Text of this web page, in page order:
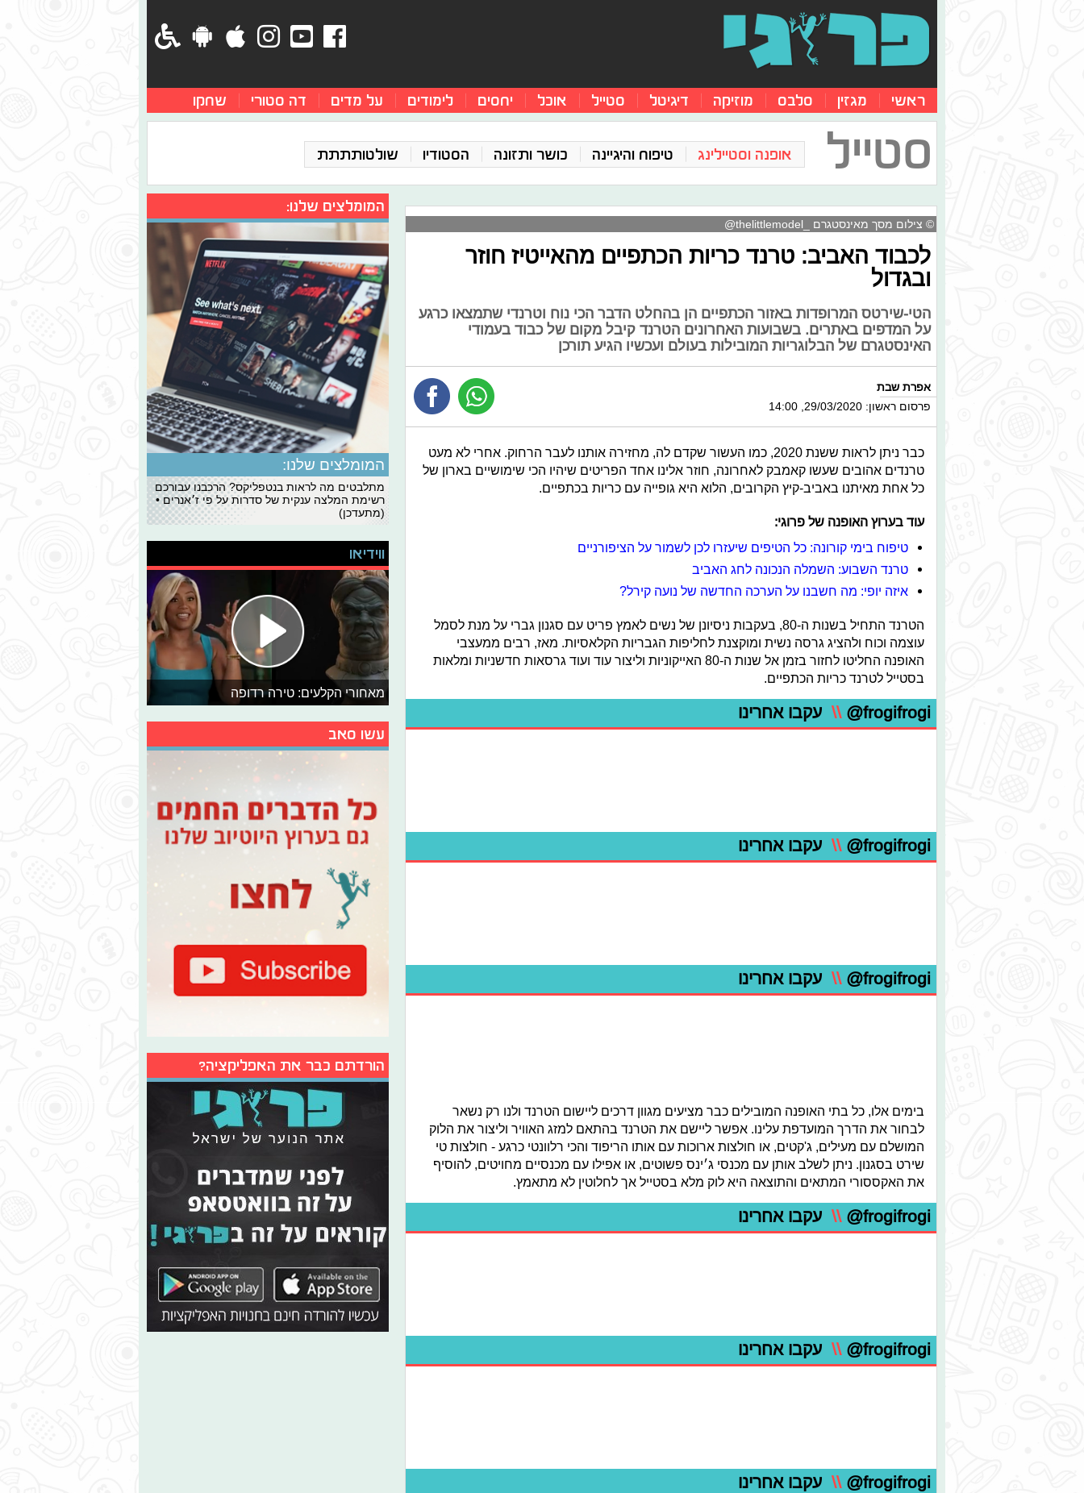
ראשי מגזין סלבס מוזיקה דיגיטל סטייל אוכל יחסים לימודים על מדים דה סטורי שחקו
סטייל אופנה וסטיילינג טיפוח והיגיינה כושר ותזונה הסטודיו שולטותתתת
© צילום מסך מאינסטגרם _thelittlemodel@
לכבוד האביב: טרנד כריות הכתפיים מהאייטיז חוזר
ובגדול
הטי-שירטס המרופדות באזור הכתפיים הן בהחלט הדבר הכי נוח וטרנדי שתמצאו כרגע
על המדפים באתרים. בשבועות האחרונים הטרנד קיבל מקום של כבוד בעמודי
האינסטגרם של הבלוגריות המובילות בעולם ועכשיו הגיע תורכן
אפרת שבת
פרסום ראשון: 29/03/2020, 14:00
כבר ניתן לראות ששנת 2020, כמו העשור שקדם לה, מחזירה אותנו לעבר הרחוק. אחרי לא מעט
טרנדים אהובים שעשו קאמבק לאחרונה, חוזר אלינו אחד הפריטים שיהיו הכי שימושיים בארון של
כל אחת מאיתנו באביב-קיץ הקרובים, הלוא היא גופייה עם כריות בכתפיים.
עוד בערוץ האופנה של פרוגי:
טיפוח בימי קורונה: כל הטיפים שיעזרו לכן לשמור על הציפורניים
טרנד השבוע: השמלה הנכונה לחג האביב
איזה יופי: מה חשבנו על הערכה החדשה של נועה קירל?
הטרנד התחיל בשנות ה-80, בעקבות ניסיונן של נשים לאמץ פריט עם סגנון גברי על מנת לסמל
עוצמה וכוח ולהציג גרסה נשית ומוקצנת לחליפות הגבריות הקלאסיות. מאז, רבים ממעצבי
האופנה החליטו לחזור בזמן אל שנות ה-80 האייקוניות וליצור עוד ועוד גרסאות חדשניות ומלאות
בסטייל לטרנד כריות הכתפיים.
@frogifrogi
\\ עקבו אחרינו
@frogifrogi
\\ עקבו אחרינו
@frogifrogi
\\ עקבו אחרינו
בימים אלו, כל בתי האופנה המובילים כבר מציעים מגוון דרכים ליישום הטרנד ולנו רק נשאר
לבחור את הדרך המועדפת עלינו. אפשר ליישם את הטרנד בהתאם למזג האוויר וליצור את הלוק
המושלם עם מעילים, ג'קטים, או חולצות ארוכות עם אותו הריפוד והכי רלוונטי כרגע - חולצות טי
שירט בסגנון. ניתן לשלב אותן עם מכנסי ג׳ינס פשוטים, או אפילו עם מכנסיים מחויטים, להוסיף
את האקססורי המתאים והתוצאה היא לוק מלא בסטייל אך לחלוטין לא מתאמץ.
@frogifrogi
\\ עקבו אחרינו
@frogifrogi
\\ עקבו אחרינו
@frogifrogi
\\ עקבו אחרינו
המומלצים שלנו:
המומלצים שלנו:
מתלבטים מה לראות בנטפליקס? הרכבנו עבורכם
רשימת המלצה ענקית של סדרות על פי ז׳אנרים •
(מתעדכן)
ווידיאו
מאחורי הקלעים: טירה רדופה
עשו סאב
הורדתם כבר את האפליקציה?